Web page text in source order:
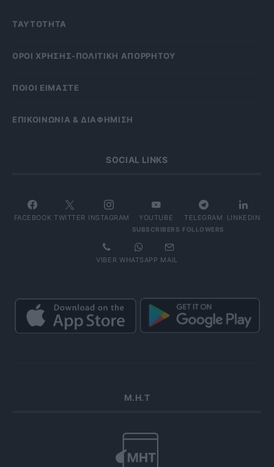
ΤΑΥΤΟΤΗΤΑ
OΡΟΙ ΧΡΗΣΗΣ-ΠΟΛΙΤΙΚΗ ΑΠΟΡΡΗΤΟΥ
ΠΟΙΟΙ ΕΙΜΑΣΤΕ
ΕΠΙΚΟΙΝΩΝΙΑ & ΔΙΑΦΗΜΙΣΗ
SOCIAL LINKS
FACEBOOK TWITTER INSTAGRAM YOUTUBE
SUBSCRIBERS
TELEGRAM
FOLLOWERS
LINKEDIN
VIBER WHATSAPP MAIL
Μ.Η.Τ